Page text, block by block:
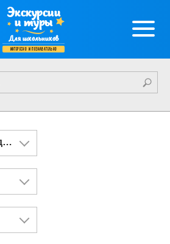
Экскурсии
и туры
Для школьников
интересно и познавательно
Школьные предметы